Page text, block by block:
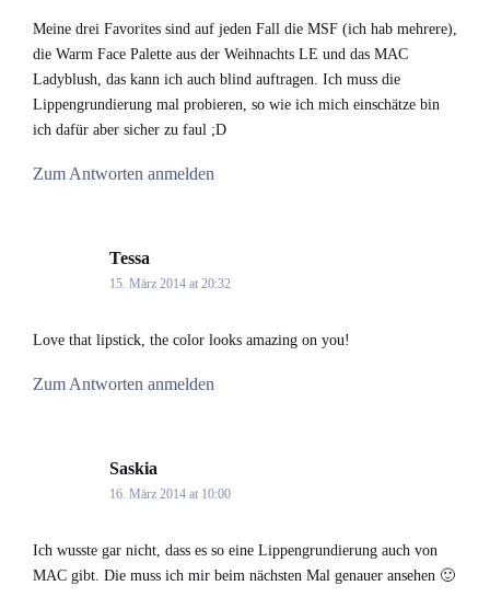
Meine drei Favorites sind auf jeden Fall die MSF (ich hab mehrere),
die Warm Face Palette aus der Weihnachts LE und das MAC
Ladyblush, das kann ich auch blind auftragen. Ich muss die
Lippengrundierung mal probieren, so wie ich mich einschätze bin
ich dafür aber sicher zu faul ;D
Zum Antworten anmelden
Tessa
15. März 2014 at 20:32
Love that lipstick, the color looks amazing on you!
Zum Antworten anmelden
Saskia
16. März 2014 at 10:00
Ich wusste gar nicht, dass es so eine Lippengrundierung auch von
MAC gibt. Die muss ich mir beim nächsten Mal genauer ansehen 🙂